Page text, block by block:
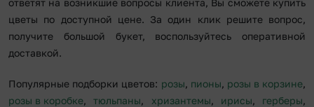
цветы по доступной цене. За один клик решите вопрос,
получите большой букет, воспользуйтесь оперативной
доставкой.
Популярные подборки цветов: розы, пионы, розы в корзине,
розы в коробке,тюльпаны, хризантемы, ирисы, герберы,